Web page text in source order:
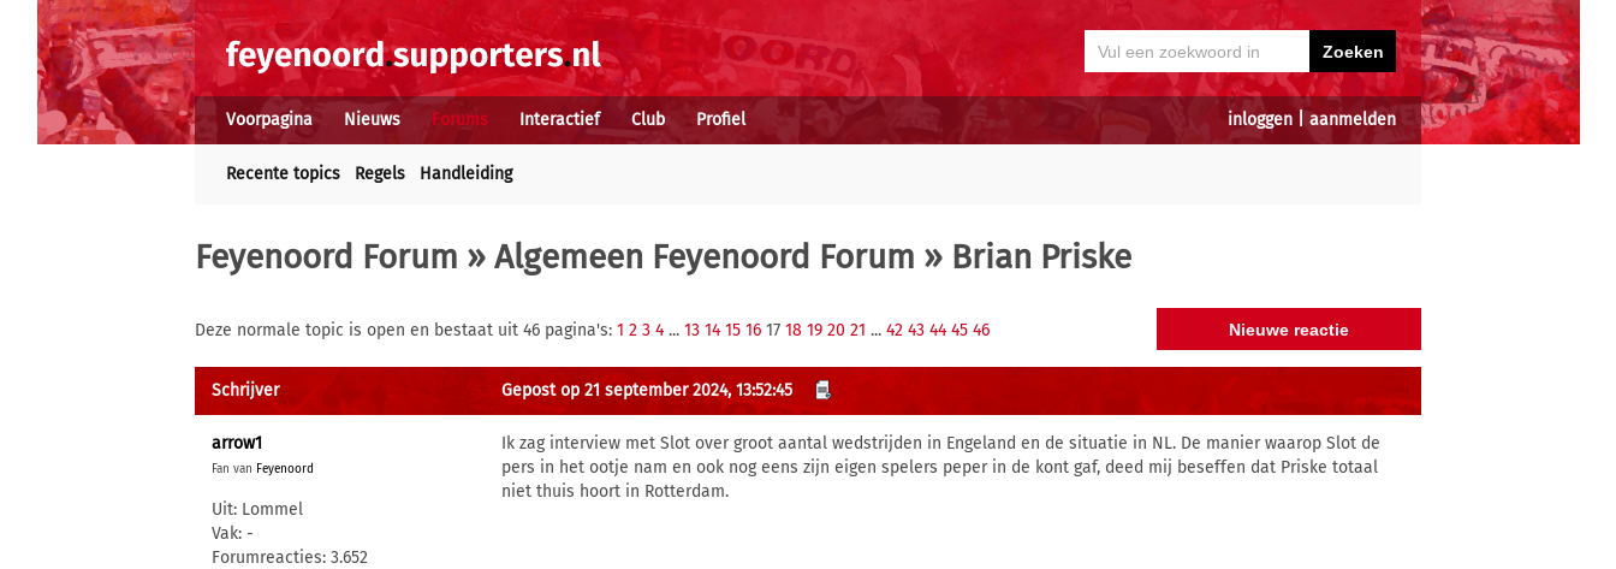
inloggen aanmelden
Voorpagina Nieuws Forums Interactief Club Profiel
Recente topics Regels Handleiding
Feyenoord Forum » Algemeen Feyenoord Forum » Brian Priske
Deze normale topic is open en bestaat uit 46 pagina's: 1 2 3 4 ... 13 14 15 16 17 18 19 20 21 ... 42 43 44 45 46
Schrijver Gepost op 21 september 2024, 13:52:45
arrow1
Fan van Feyenoord
Uit: Lommel
Vak: -
Forumreacties: 3.652
Ik zag interview met Slot over groot aantal wedstrijden in Engeland en de situatie in NL. De manier waarop Slot de
pers in het ootje nam en ook nog eens zijn eigen spelers peper in de kont gaf, deed mij beseffen dat Priske totaal
niet thuis hoort in Rotterdam.